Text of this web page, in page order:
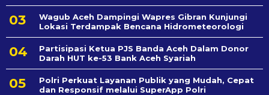
Wagub Aceh Dampingi Wapres Gibran Kunjungi
Lokasi Terdampak Bencana Hidrometeorologi
Partisipasi Ketua PJS Banda Aceh Dalam Donor
Darah HUT ke-53 Bank Aceh Syariah
Polri Perkuat Layanan Publik yang Mudah, Cepat
dan Responsif melalui SuperApp Polri